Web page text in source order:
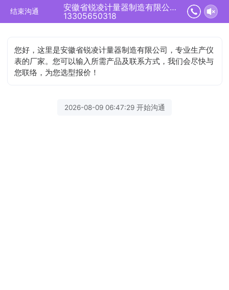
结束沟通
安徽省锐凌计量器制造有限公司正在为您服务
13305650318
您好，这里是安徽省锐凌计量器制造有限公司，专业生产仪
表的厂家。您可以输入所需产品及联系方式，我们会尽快与
您联络，为您选型报价！
2026-08-09 06:47:29 开始沟通